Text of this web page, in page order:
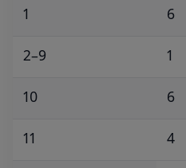
1 6
2–9 1
10 6
11 4